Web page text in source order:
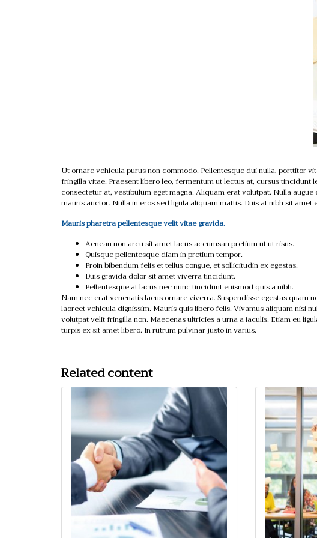
Ut ornare vehicula purus non commodo. Pellentesque dui nulla, porttitor
fringilla vitae. Praesent libero leo, fermentum ut lectus at, cursus
consectetur at, vestibulum eget magna. Aliquam erat volutpat. Nulla
mauris auctor. Nulla in eros sed ligula aliquam mattis. Duis at nibh sit
Mauris pharetra pellentesque velit vitae gravida.
Aenean non arcu sit amet lacus accumsan pretium ut ut risus.
Quisque pellentesque diam in pretium tempor.
Proin bibendum felis et tellus congue, et sollicitudin ex egestas.
Duis gravida dolor sit amet viverra tincidunt.
Pellentesque at lacus nec nunc tincidunt euismod quis a nibh.
Nam nec erat venenatis lacus ornare viverra. Suspendisse egestas
laoreet vehicula dignissim. Mauris quis libero felis. Vivamus aliquam nisi
volutpat velit fringilla non. Maecenas ultricies a urna a iaculis. Etiam eu
turpis ex sit amet libero. In rutrum pulvinar justo in varius.
Related content